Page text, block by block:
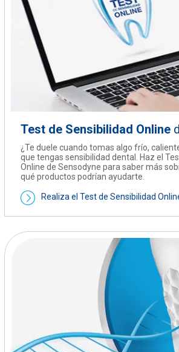
Test de Sensibilidad Online
¿Te duele cuando tomas algo frío,
que tengas sensibilidad dental. Haz el
Online de Sensodyne para saber más
qué productos podrían ayudarte.
Realiza el Test de Sensibilidad